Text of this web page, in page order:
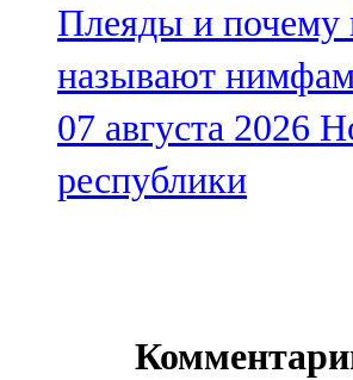
Плеяды и почему
называют
07 августа 2026
республики